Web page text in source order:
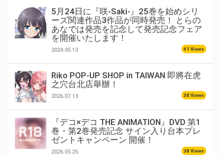
5月24日に『咲-Saki-』25巻を始めシリ
ーズ関連作品3作品が同時発売！ とらの
あなでは発売を記念して発売記念フェア
を開催いたします！
2024.05.13 41 Views
Riko POP-UP SHOP in TAIWAN 即將在虎
之穴台北店舉辦！
2026.07.13 38 Views
『デコ×デコ THE ANIMATION』DVD 第1
巻・第2巻発売記念 サイン入り台本プレ
ゼントキャンペーン 開催！
2026.05.25 38 Views